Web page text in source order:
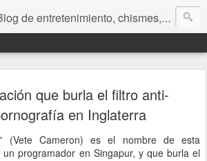
de entretenimiento, chismes, humor, farándula, curiosidades, ovnis, noticias calientes, fotos, videos, paranormal y ¡más!
que burla el filtro anti-
en Inglaterra
(Vete Cameron) es el nombre de esta
programador en Singapur, y que burla el